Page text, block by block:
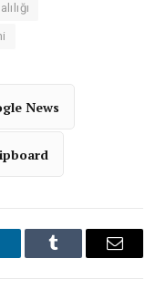
News
Tumblr Email